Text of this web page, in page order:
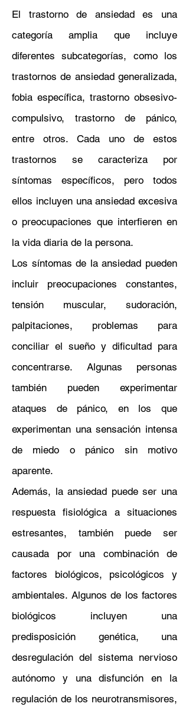
El trastorno de ansiedad es una
categoría amplia que incluye
diferentes subcategorías, como los
trastornos de ansiedad generalizada,
fobia específica, trastorno obsesivo-
compulsivo, trastorno de pánico,
entre otros. Cada uno de estos
trastornos se caracteriza por
síntomas específicos, pero todos
ellos incluyen una ansiedad excesiva
o preocupaciones que interfieren en
la vida diaria de la persona.
Los síntomas de la ansiedad pueden
incluir preocupaciones constantes,
tensión muscular, sudoración,
palpitaciones, problemas para
conciliar el sueño y dificultad para
concentrarse. Algunas personas
también pueden experimentar
ataques de pánico, en los que
experimentan una sensación intensa
de miedo o pánico sin motivo
aparente.
Además, la ansiedad puede ser una
respuesta fisiológica a situaciones
estresantes, también puede ser
causada por una combinación de
factores biológicos, psicológicos y
ambientales. Algunos de los factores
biológicos incluyen una
predisposición genética, una
desregulación del sistema nervioso
autónomo y una disfunción en la
regulación de los neurotransmisores,